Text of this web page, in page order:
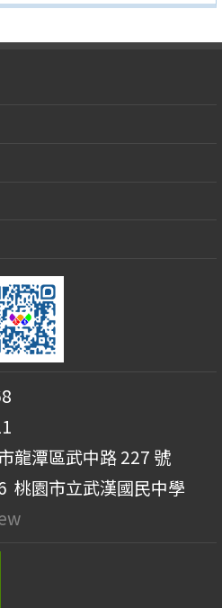
龍潭區武中路 227 號
桃園市立武漢國民中學